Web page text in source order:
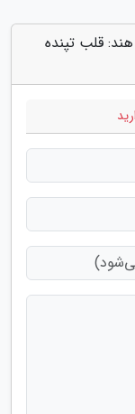
قلب تپنده